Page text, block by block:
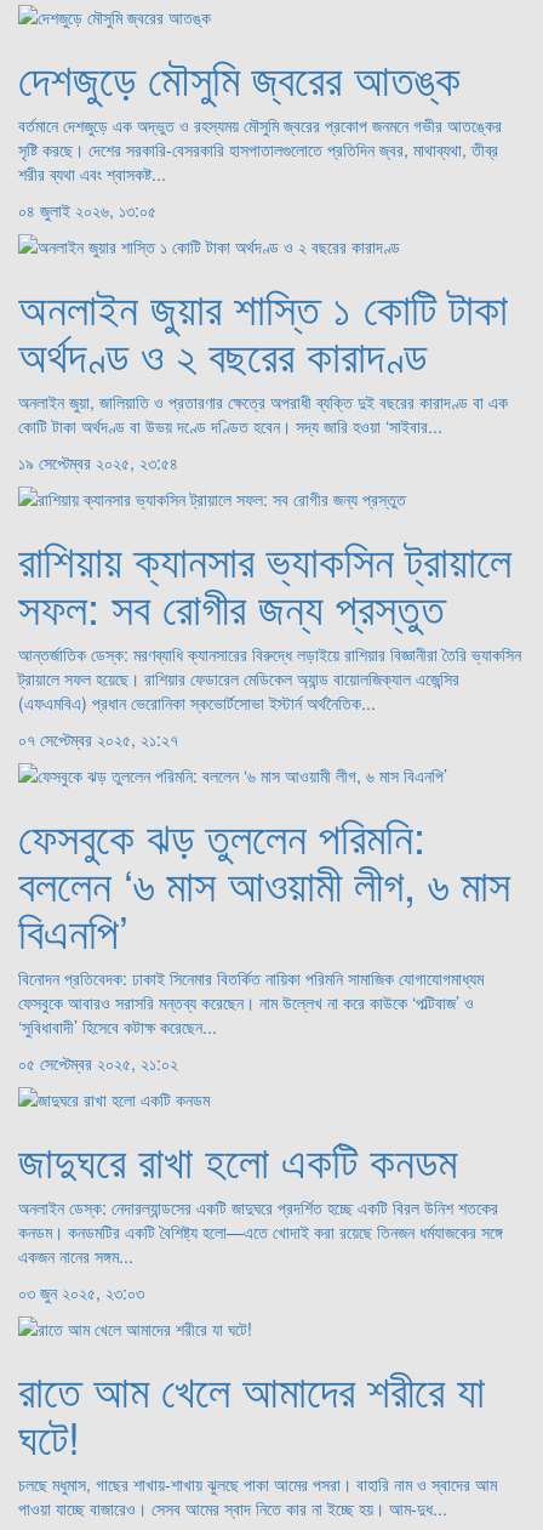
দেশজুড়ে মৌসুমি জ্বরের আতঙ্ক
বর্তমানে দেশজুড়ে এক অদ্ভুত ও রহস্যময় মৌসুমি জ্বরের প্রকোপ জনমনে গভীর আতঙ্কের
সৃষ্টি করছে। দেশের সরকারি-বেসরকারি হাসপাতালগুলোতে প্রতিদিন জ্বর, মাথাব্যথা, তীব্র
শরীর ব্যথা এবং শ্বাসকষ্ট...
০৪ জুলাই ২০২৬, ১৩:০৫
অনলাইন জুয়ার শাস্তি ১ কোটি টাকা
অর্থদণ্ড ও ২ বছরের কারাদণ্ড
অনলাইন জুয়া, জালিয়াতি ও প্রতারণার ক্ষেত্রে অপরাধী ব্যক্তি দুই বছরের কারাদণ্ড বা এক
কোটি টাকা অর্থদণ্ড বা উভয় দণ্ডে দণ্ডিত হবেন। সদ্য জারি হওয়া ‘সাইবার...
১৯ সেপ্টেম্বর ২০২৫, ২৩:৫৪
রাশিয়ায় ক্যানসার ভ্যাকসিন ট্রায়ালে
সফল: সব রোগীর জন্য প্রস্তুত
আন্তর্জাতিক ডেস্ক: মরণব্যাধি ক্যানসারের বিরুদ্ধে লড়াইয়ে রাশিয়ার বিজ্ঞানীরা তৈরি ভ্যাকসিন
ট্রায়ালে সফল হয়েছে। রাশিয়ার ফেডারেল মেডিকেল অ্যান্ড বায়োলজিক্যাল এজেন্সির
(এফএমবিএ) প্রধান ভেরোনিকা স্কভোর্টসোভা ইস্টার্ন অর্থনৈতিক...
০৭ সেপ্টেম্বর ২০২৫, ২১:২৭
ফেসবুকে ঝড় তুললেন পরিমনি:
বললেন ‘৬ মাস আওয়ামী লীগ, ৬ মাস
বিএনপি’
বিনোদন প্রতিবেদক: ঢাকাই সিনেমার বিতর্কিত নায়িকা পরিমনি সামাজিক যোগাযোগমাধ্যম
ফেসবুকে আবারও সরাসরি মন্তব্য করেছেন। নাম উল্লেখ না করে কাউকে ‘পল্টিবাজ’ ও
‘সুবিধাবাদী’ হিসেবে কটাক্ষ করেছেন...
০৫ সেপ্টেম্বর ২০২৫, ২১:০২
জাদুঘরে রাখা হলো একটি কনডম
অনলাইন ডেস্ক: নেদারল্যান্ডসের একটি জাদুঘরে প্রদর্শিত হচ্ছে একটি বিরল উনিশ শতকের
কনডম। কনডমটির একটি বৈশিষ্ট্য হলো—এতে খোদাই করা রয়েছে তিনজন ধর্মযাজকের সঙ্গে
একজন নানের সঙ্গম...
০৩ জুন ২০২৫, ২৩:০৩
রাতে আম খেলে আমাদের শরীরে যা
ঘটে!
চলছে মধুমাস, গাছের শাখায়-শাখায় ঝুলছে পাকা আমের পসরা। বাহারি নাম ও স্বাদের আম
পাওয়া যাচ্ছে বাজারেও। সেসব আমের স্বাদ নিতে কার না ইচ্ছে হয়। আম-দুধ...